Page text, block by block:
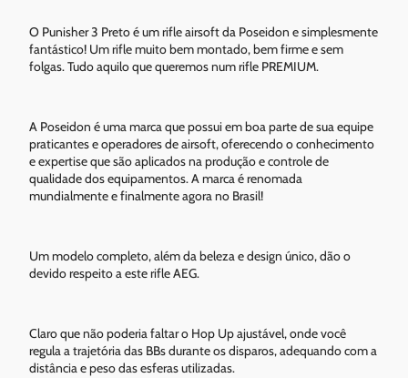
O Punisher 3 Preto é um rifle airsoft da Poseidon e simplesmente
fantástico! Um rifle muito bem montado, bem firme e sem
folgas. Tudo aquilo que queremos num rifle PREMIUM.
A Poseidon é uma marca que possui em boa parte de sua equipe
praticantes e operadores de airsoft, oferecendo o conhecimento
e expertise que são aplicados na produção e controle de
qualidade dos equipamentos. A marca é renomada
mundialmente e finalmente agora no Brasil!
Um modelo completo, além da beleza e design único, dão o
devido respeito a este rifle AEG.
Claro que não poderia faltar o Hop Up ajustável, onde você
regula a trajetória das BBs durante os disparos, adequando com a
distância e peso das esferas utilizadas.